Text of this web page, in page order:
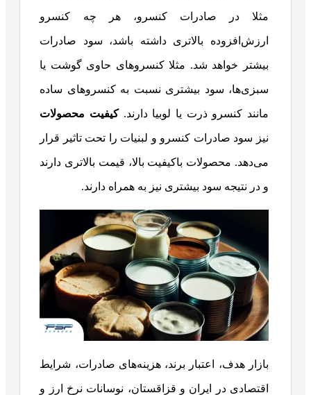
مثلا در صادرات کنسرو، هر چه کنسرو
ارزش‌افزوده بالاتری داشته باشد، سود صادرات
بیشتر خواهد شد. مثلا کنسروهای حاوی گوشت یا
سبزی‌ها، سود بیشتری نسبت به کنسروهای ساده
مانند کنسرو ذرت یا لوبیا دارند.کیفیت محصولات
نیز سود صادرات کنسرو و لبنیات را تحت تاثیر قرار
می‌دهد. محصولات باکیفیت بالا، قیمت بالاتری دارند
و در نتیجه سود بیشتری نیز به همراه دارند.
بازار هدف، اعتبار برند، هزینه‌های صادرات، شرایط
اقتصادی در ایران و قزاقستان، نوسانات نرخ ارز و